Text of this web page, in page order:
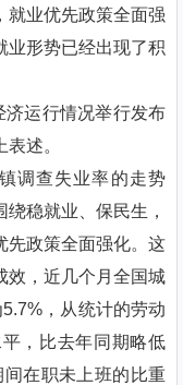
就业优先政策全面强
业形势已经出现了积
济运行情况举行发布
述。
调查失业率的走势
稳就业、保民生，
先政策全面强化。这
效，近几个月全国城
，从统计的劳动
，比去年同期略低
在职未上班的比重